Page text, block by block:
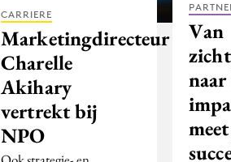
CARRIERE
Marketingdirecteur
Charelle
Akihary
vertrekt bij
NPO
Van
naar